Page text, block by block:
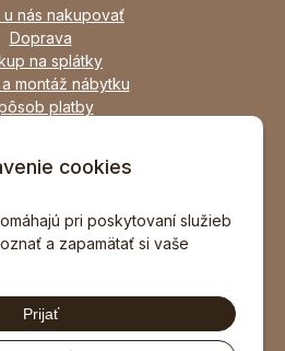
cookies
pri poskytovaní služieb
a zapamätať si vaše
Prijať
u nás nakupovať
Doprava
na splátky
montáž nábytku
platby
typy interiérov
ZNÁMEMU